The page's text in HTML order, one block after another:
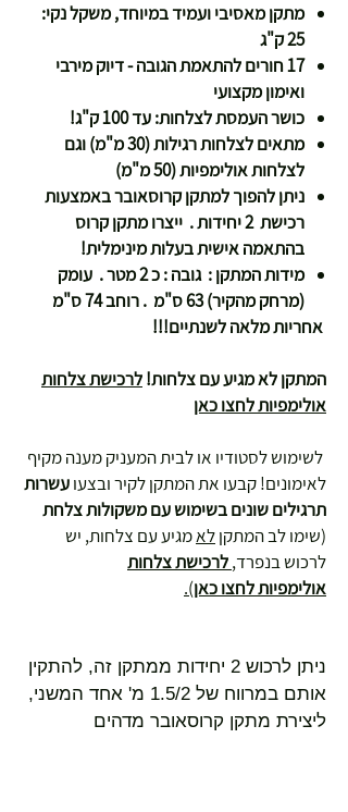
מתקן מאסיבי ועמיד במיוחד, משקל נקי:
25 ק"ג
17 חורים להתאמת הגובה - דיוק מירבי
ואימון מקצועי
כושר העמסת לצלחות: עד 100 ק"ג!
מתאים לצלחות רגילות (30 מ"מ) וגם
לצלחות אולימפיות (50 מ"מ)
ניתן להפוך למתקן קרוסאובר באמצעות
רכישת 2 יחידות . ייצרו מתקן קרוס
בהתאמה אישית בעלות מינימלית!
מידות המתקן : גובה : כ 2 מטר . עומק
(מרחק מהקיר) 63 ס"מ . רוחב 74 ס"מ
אחריות מלאה לשנתיים!!!
המתקן לא מגיע עם צלחות!לרכישת צלחות
אולימפיות לחצו כאן
לשימוש לסטודיו או לבית המעניק מענה מקיף
לאימונים! קבעו את המתקן לקיר ובצעועשרות
תרגילים שונים בשימוש עם משקולות צלחת
(שימו לב המתקןלאמגיע עם צלחות, יש
לרכוש בנפרד,לרכישת צלחות
אולימפיותלחצו כאן).
ניתן לרכוש 2 יחידות ממתקן זה, להתקין
אותם במרווח של 1.5/2 מ' אחד המשני,
ליצירת מתקן קרוסאובר מדהים